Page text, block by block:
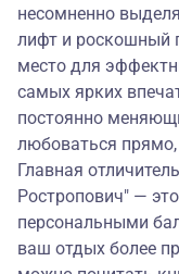
несомненно
лифт и роскошный
место для
самых ярких
постоянно
любоваться
Главная
Ростропович" —
персональными
ваш отдых более